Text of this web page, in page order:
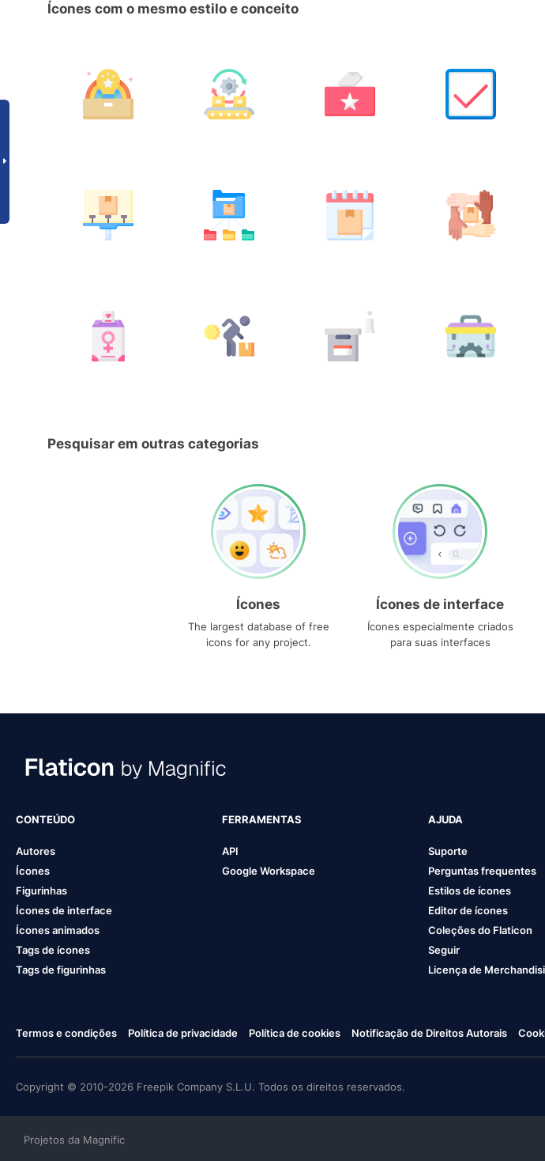
Ícones com o mesmo estilo e conceito
Pesquisar em outras categorias
Ícones
The largest database of free
icons for any project.
Ícones de interface
Ícones especialmente criados
para suas interfaces
CONTEÚDO
Autores
Ícones
Figurinhas
Ícones de interface
Ícones animados
Tags de ícones
Tags de figurinhas
FERRAMENTAS
API
Google Workspace
AJUDA
Suporte
Perguntas frequentes
Estilos de ícones
Editor de ícones
Coleções do Flaticon
Seguir
Licença de
Termos e condições Política de privacidade Política de cookies Notificação de Direitos Autorais
Copyright © 2010-2026 Freepik Company S.L.U. Todos os direitos reservados.
Projetos da Magnific